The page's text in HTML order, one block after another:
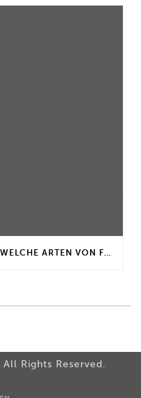
Rights Reserved.